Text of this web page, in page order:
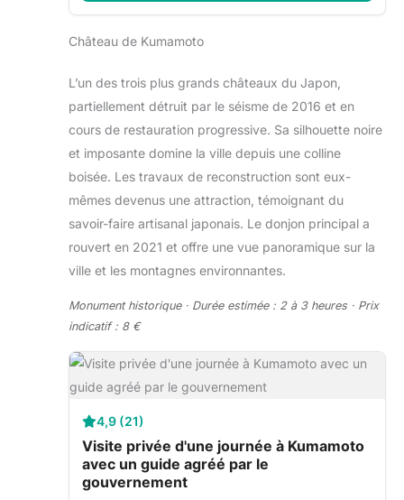
Château de Kumamoto
L’un des trois plus grands châteaux du Japon,
partiellement détruit par le séisme de 2016 et en
cours de restauration progressive. Sa silhouette noire
et imposante domine la ville depuis une colline
boisée. Les travaux de reconstruction sont eux-
mêmes devenus une attraction, témoignant du
savoir-faire artisanal japonais. Le donjon principal a
rouvert en 2021 et offre une vue panoramique sur la
ville et les montagnes environnantes.
Monument historique · Durée estimée : 2 à 3 heures · Prix
indicatif : 8 €
4,9 (21)
Visite privée d'une journée à Kumamoto
avec un guide agréé par le
gouvernement